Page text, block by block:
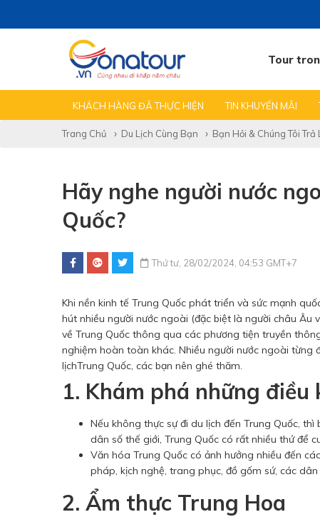
Tour
TẤT CẢ TIN TEAMBUILDING GALA
KHÁCH HÀNG ĐÃ THỰC HIỆN TIN KHUYẾN MÃI
Trang Chủ Du Lịch Cùng Bạn Bạn Hỏi & Chúng Tôi Trả
Hãy nghe người nước
Quốc?
Thứ tư, 28/02/2024, 04:53 GMT+7
Khi nền kinh tế Trung Quốc phát triển và sức mạnh
hút nhiều người nước ngoài (đặc biệt là người châu Âu
về Trung Quốc thông qua các phương tiện truyền
nghiệm hoàn toàn khác. Nhiều người nước ngoài từng
lịchTrung Quốc, các bạn nên ghé thăm.
1. Khám phá những điều
Nếu không thực sự đi du lịch đến Trung Quốc,
dân số thế giới, Trung Quốc có rất nhiều thứ để
Văn hóa Trung Quốc có ảnh hưởng nhiều đến
pháp, kịch nghệ, trang phục, đồ gốm sứ, các
2. Ẩm thực Trung Hoa